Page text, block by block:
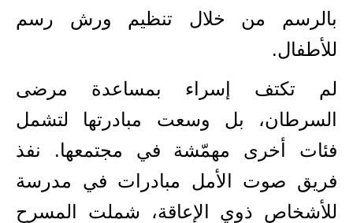
بالرسم من خلال تنظيم ورش رسم
للأطفال.
لم تكتف إسراء بمساعدة مرضى
السرطان، بل وسعت مبادرتها لتشمل
فئات أخرى مهمّشة في مجتمعها. نفذ
فريق صوت الأمل مبادرات في مدرسة
للأشخاص ذوي الإعاقة، شملت المسرح